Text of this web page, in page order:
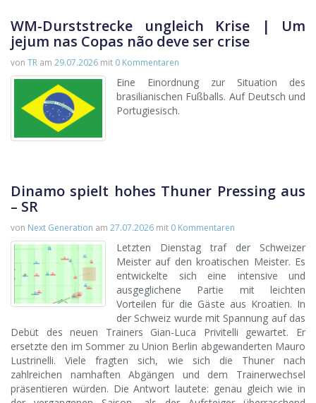
WM-Durststrecke ungleich Krise | Um
jejum nas Copas não deve ser crise
von TR am 29.07.2026 mit 0 Kommentaren
Eine Einordnung zur Situation des
brasilianischen Fußballs. Auf Deutsch und
Portugiesisch.
Dinamo spielt hohes Thuner Pressing aus
– SR
von Next Generation am 27.07.2026 mit 0 Kommentaren
Letzten Dienstag traf der Schweizer
Meister auf den kroatischen Meister. Es
entwickelte sich eine intensive und
ausgeglichene Partie mit leichten
Vorteilen für die Gäste aus Kroatien. In
der Schweiz wurde mit Spannung auf das
Debüt des neuen Trainers Gian-Luca Privitelli gewartet. Er
ersetzte den im Sommer zu Union Berlin abgewanderten Mauro
Lustrinelli. Viele fragten sich, wie sich die Thuner nach
zahlreichen namhaften Abgängen und dem Trainerwechsel
präsentieren würden. Die Antwort lautete: genau gleich wie in